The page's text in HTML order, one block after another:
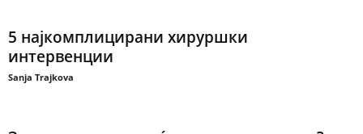
5 најкомплицирани хируршки
интервенции
Sanja Trajkova